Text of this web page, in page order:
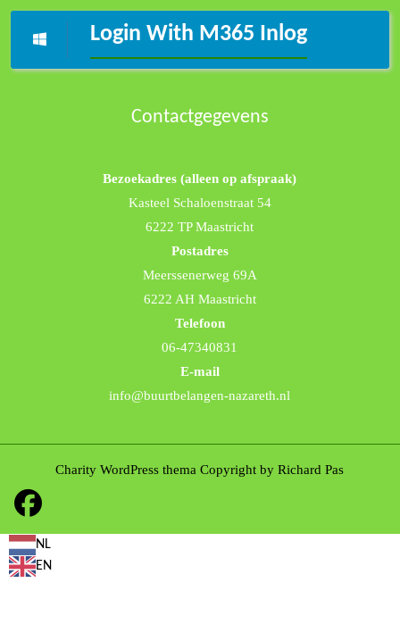
Login With M365 Inlog
Contactgegevens
Bezoekadres (alleen op afspraak)
Kasteel Schaloenstraat 54
6222 TP Maastricht
Postadres
Meerssenerweg 69A
6222 AH Maastricht
Telefoon
06-47340831
E-mail
info@buurtbelangen-nazareth.nl
Charity WordPress thema Copyright by Richard Pas
NL
EN